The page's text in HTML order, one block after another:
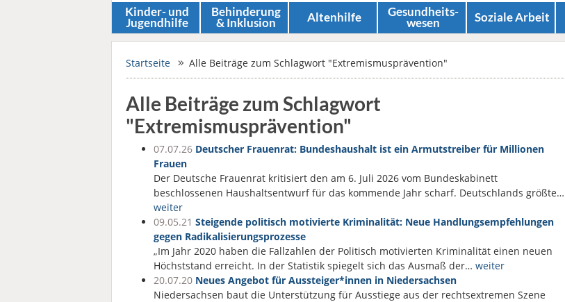
Kinder- und
Jugendhilfe
Behinderung
& Inklusion Altenhilfe Gesundheits­
wesen Soziale Arbeit
Startseite Alle Beiträge zum Schlagwort "Extremismusprävention"
Alle Beiträge zum Schlagwort
"Extremismusprävention"
07.07.26 Deutscher Frauenrat: Bundeshaushalt ist ein Armutstreiber für Millionen
Frauen
Der Deutsche Frauenrat kritisiert den am 6. Juli 2026 vom Bundeskabinett
beschlossenen Haushaltsentwurf für das kommende Jahr scharf. Deutschlands größte…
weiter
09.05.21 Steigende politisch motivierte Kriminalität: Neue Handlungsempfehlungen
gegen Radikalisierungsprozesse
„Im Jahr 2020 haben die Fallzahlen der Politisch motivierten Kriminalität einen neuen
Höchststand erreicht. In der Statistik spiegelt sich das Ausmaß der… weiter
20.07.20 Neues Angebot für Aussteiger*innen in Niedersachsen
Niedersachsen baut die Unterstützung für Ausstiege aus der rechtsextremen Szene